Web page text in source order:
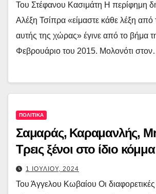
Του Στέφανου Κασιμάτη Η περίφημη
Αλέξη Τσίπρα «είμαστε κάθε λέξη από
αυτής της χώρας» έγινε από το βήμα
Φεβρουάριο του 2015. Μολονότι
ΠΟΛΙΤΙΚΑ
Σαμαράς, Καραμανλής,
Τρεις ξένοι στο ίδιο κόμμα
1 ΙΟΥΛΙΟΥ, 2024
Του Άγγελου Κωβαίου Οι διαφορετικές